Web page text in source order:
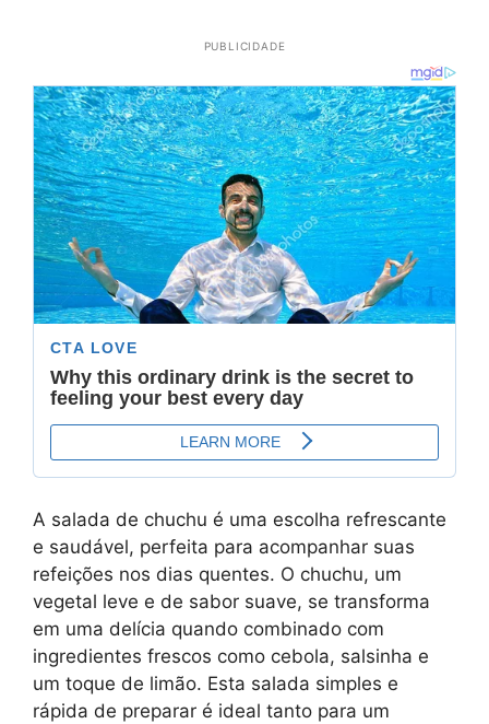
PUBLICIDADE
A salada de chuchu é uma escolha refrescante
e saudável, perfeita para acompanhar suas
refeições nos dias quentes. O chuchu, um
vegetal leve e de sabor suave, se transforma
em uma delícia quando combinado com
ingredientes frescos como cebola, salsinha e
um toque de limão. Esta salada simples e
rápida de preparar é ideal tanto para um